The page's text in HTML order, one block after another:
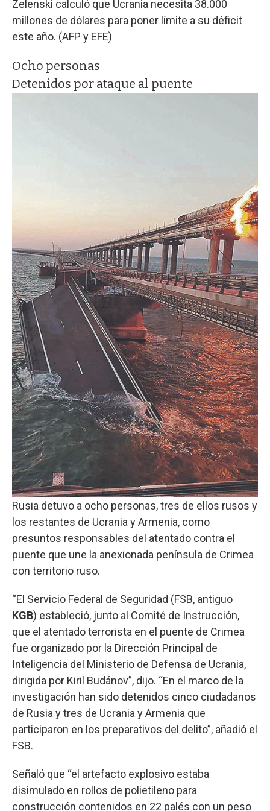
Zelenski calculó que Ucrania necesita 38.000
millones de dólares para poner límite a su déficit
este año. (AFP y EFE)
Ocho personas
Detenidos por ataque al puente
Rusia detuvo a ocho personas, tres de ellos rusos y
los restantes de Ucrania y Armenia, como
presuntos responsables del atentado contra el
puente que une la anexionada península de Crimea
con territorio ruso.
“El Servicio Federal de Seguridad (FSB, antiguo
KGB) estableció, junto al Comité de Instrucción,
que el atentado terrorista en el puente de Crimea
fue organizado por la Dirección Principal de
Inteligencia del Ministerio de Defensa de Ucrania,
dirigida por Kiril Budánov”, dijo. “En el marco de la
investigación han sido detenidos cinco ciudadanos
de Rusia y tres de Ucrania y Armenia que
participaron en los preparativos del delito”, añadió el
FSB.
Señaló que “el artefacto explosivo estaba
disimulado en rollos de polietileno para
construcción contenidos en 22 palés con un peso